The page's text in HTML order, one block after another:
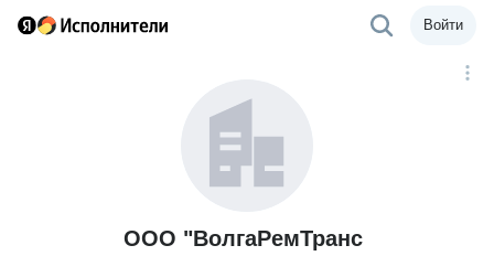
Войти
ООО "ВолгаРемТранс